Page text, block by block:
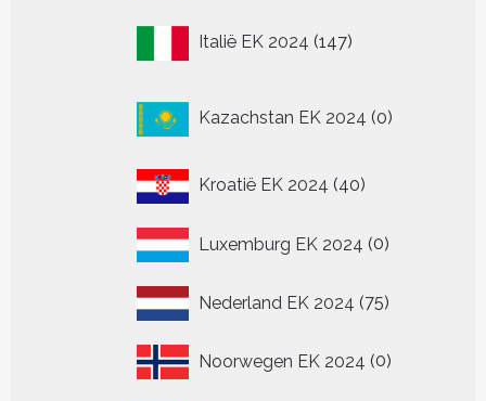
Italië EK 2024 147
producten
Kazachstan EK 2024 0
producten
Kroatië EK 2024 4040
Luxemburg EK 2024 00
Nederland EK 2024 7575
Noorwegen EK 2024 00